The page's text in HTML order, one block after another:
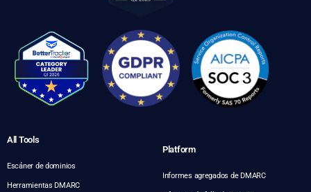
All Tools
Escáner de dominios
Herramientas DMARC
Platform
Informes agregados de DMARC